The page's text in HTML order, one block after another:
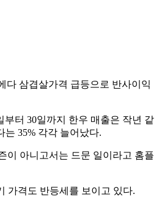
다 삼겹살가격 급등으로 반사이익
부터 30일까지 한우 매출은 작년 같
는 35% 각각 늘어났다.
이 아니고서는 드문 일이라고 홈플
가격도 반등세를 보이고 있다.